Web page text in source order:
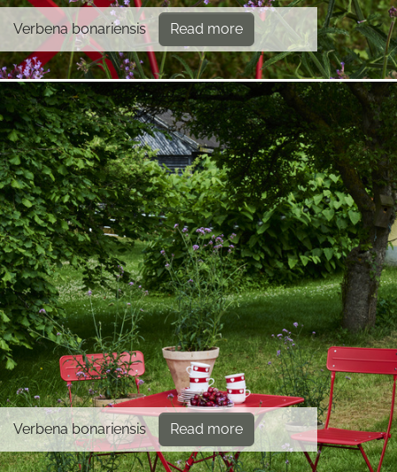
Verbena bonariensis Read more
Verbena bonariensis Read more